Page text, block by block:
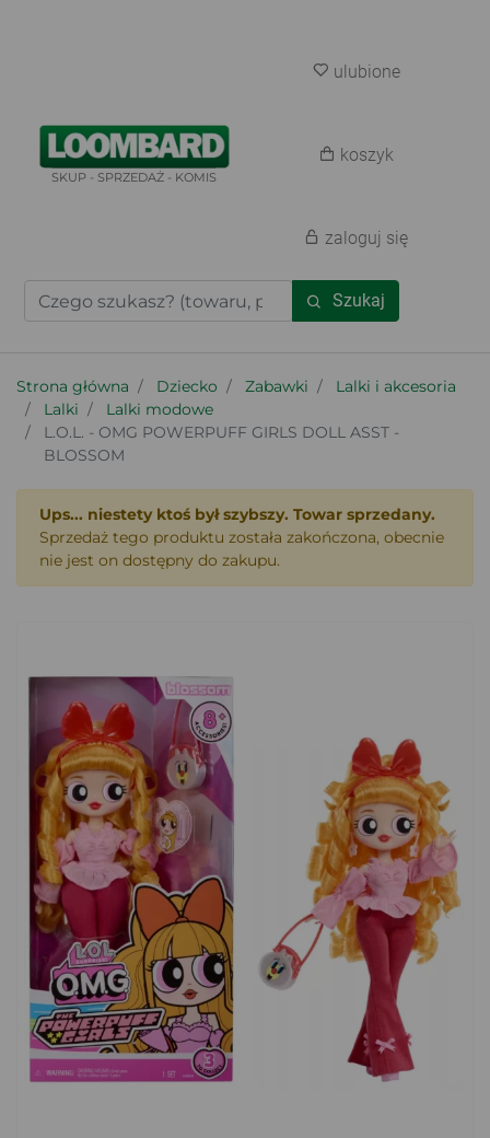
SKUP - SPRZEDAŻ - KOMIS
Szukaj
ulubione
koszyk
zaloguj się
Strona główna Dziecko Zabawki
Lalki i akcesoria
Lalki
Lalki modowe
L.O.L. - OMG POWERPUFF GIRLS DOLL ASST -
BLOSSOM
Ups... niestety ktoś był szybszy. Towar sprzedany.
Sprzedaż tego produktu została zakończona, obecnie
nie jest on dostępny do zakupu.